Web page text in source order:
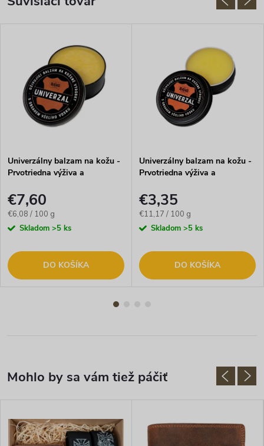
Univerzálny balzam na kožu -
Prvotriedna výživa a
€7,60
Jednotková
cena:
€6,08 / 100 g
Skladom >5 ks
DO KOŠÍKA
Univerzálny balzam na kožu -
Prvotriedna výživa a
€3,35
Jednotková
cena:
€11,17 / 100 g
Skladom >5 ks
DO KOŠÍKA